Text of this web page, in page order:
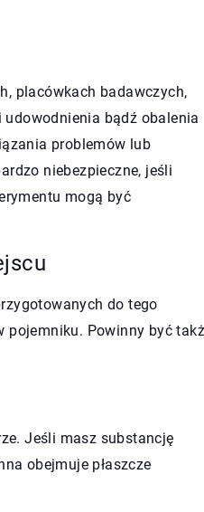
placówkach badawczych,
bądź obalenia
problemów lub
niebezpieczne, jeśli
mogą być
do tego
pojemniku. Powinny być
Jeśli masz substancję
obejmuje płaszcze